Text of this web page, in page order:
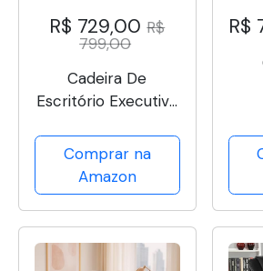
R$ 729,00R$
799,00
Cadeira De
Escritório Executiva
Ergonômica
Giratória Ajustável
Comprar na
Amazon
R$